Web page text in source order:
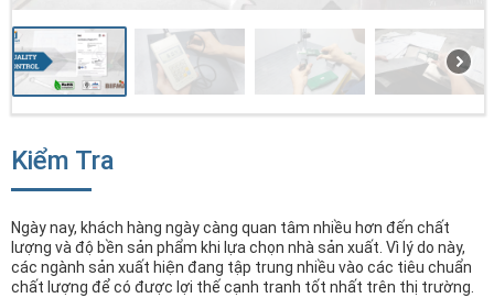
Kiểm Tra
Ngày nay, khách hàng ngày càng quan tâm nhiều hơn đến chất
lượng và độ bền sản phẩm khi lựa chọn nhà sản xuất. Vì lý do này,
các ngành sản xuất hiện đang tập trung nhiều vào các tiêu chuẩn
chất lượng để có được lợi thế cạnh tranh tốt nhất trên thị trường.